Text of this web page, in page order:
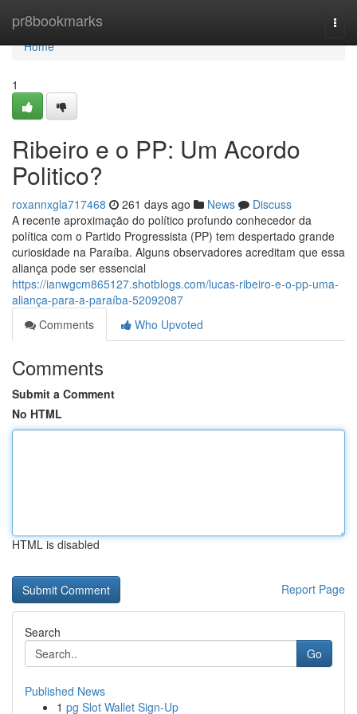
pr8bookmarks
Home
Home
1
Ribeiro e o PP: Um Acordo
Politico?
roxannxgla717468 261 days ago News
Discuss
A recente aproximação do político profundo conhecedor da
política com o Partido Progressista (PP) tem despertado grande
curiosidade na Paraíba. Alguns observadores acreditam que essa
aliança pode ser essencial
https://ianwgcm865127.shotblogs.com/lucas-ribeiro-e-o-pp-uma-
aliança-para-a-paraíba-52092087
Comments
Who Upvoted
Comments
Submit a Comment
No HTML
HTML is disabled
Report Page
Search
Go
Published News
1 pg Slot Wallet Sign-Up